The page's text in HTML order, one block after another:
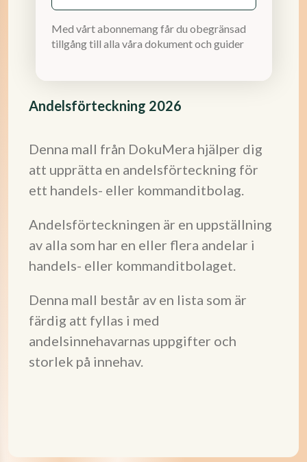
Andelsförteckning 2026
Denna mall från DokuMera hjälper dig
att upprätta en andelsförteckning för
ett handels- eller kommanditbolag.
Andelsförteckningen är en uppställning
av alla som har en eller flera andelar i
handels- eller kommanditbolaget.
Denna mall består av en lista som är
färdig att fyllas i med
andelsinnehavarnas uppgifter och
storlek på innehav.
Med vårt abonnemang får du obegränsad
tillgång till alla våra dokument och guider